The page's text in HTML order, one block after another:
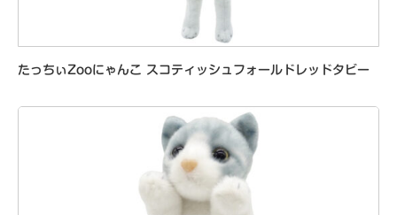
たっちぃZooにゃんこ スコティッシュフォールドレッドタビー